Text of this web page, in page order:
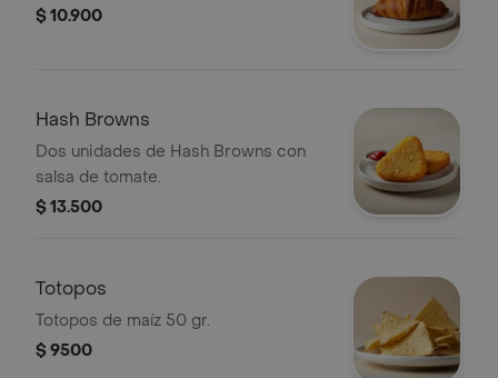
$ 10.900
Hash Browns
Dos unidades de Hash Browns con
salsa de tomate.
$ 13.500
Totopos
Totopos de maíz 50 gr.
$ 9500